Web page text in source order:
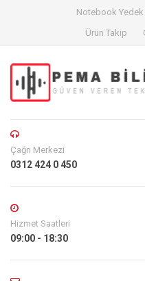
Notebook Yedek
Ürün Takip
Çağrı Merkezi
0312 424 0 450
Hizmet Saatleri
09:00 - 18:30